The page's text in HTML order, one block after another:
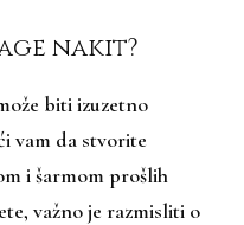
nakit?
biti izuzetno
vam da stvorite
i šarmom prošlih
važno je razmisliti o